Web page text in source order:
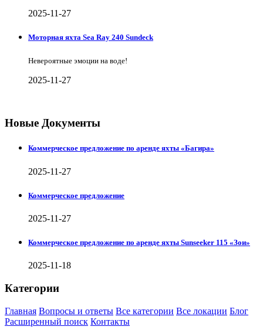
2025-11-27
Моторная яхта Sea Ray 240 Sundeck
Невероятные эмоции на воде!
2025-11-27
Новые Документы
Коммерческое предложение по аренде яхты «Багира»
2025-11-27
Коммерческое предложение
2025-11-27
Коммерческое предложение по аренде яхты Sunseeker 115 «Зои»
2025-11-18
Категории
Главная Вопросы и ответы Все категории Все локации Блог
Расширенный поиск Контакты